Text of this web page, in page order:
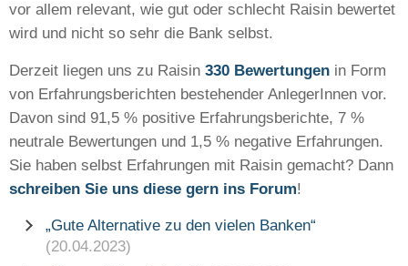
vor allem relevant, wie gut oder schlecht Raisin bewertet
wird und nicht so sehr die Bank selbst.
Derzeit liegen uns zu Raisin 330 Bewertungen in Form
von Erfahrungsberichten bestehender AnlegerInnen vor.
Davon sind 91,5 % positive Erfahrungsberichte, 7 %
neutrale Bewertungen und 1,5 % negative Erfahrungen.
Sie haben selbst Erfahrungen mit Raisin gemacht? Dann
schreiben Sie uns diese gern ins Forum!
„Gute Alternative zu den vielen Banken“
(20.04.2023)